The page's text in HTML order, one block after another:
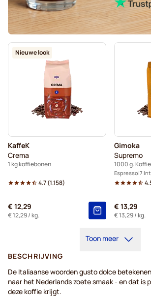
Nieuwe look
KaffeK
Crema
1 kg koffiebonen
4.7(1.158)
€ 12,29
€ 12,29/ kg.
Gimoka
Supremo
1000 g.
Espresso 7
€ 13,29
€ 13,29/ kg.
Toon meer
BESCHRIJVING
De Italiaanse woorden gusto dolce
naar het Nederlands zoete smaak - en dat is
deze koffie krijgt.